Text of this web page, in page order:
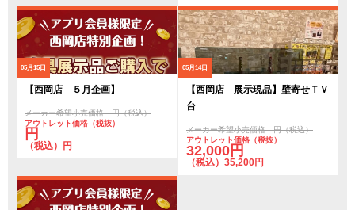
05月15日
【西岡店 ５月企画】
メーカー希望小売価格 円（税込）
アウトレット価格（税抜）
円
（税込）円
05月14日
【西岡店 展示現品】壁寄せＴＶ
台
メーカー希望小売価格 円（税込）
アウトレット価格（税抜）
32,000円
（税込）35,200円